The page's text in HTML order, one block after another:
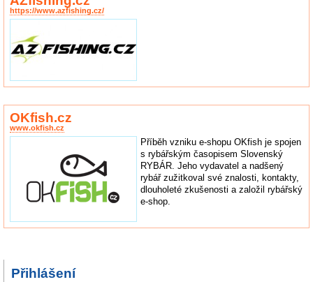
https://www.azfishing.cz/
OKfish.cz
www.okfish.cz
Příběh vzniku e-shopu OKfish je spojen
s rybářským časopisem Slovenský
RYBÁR. Jeho vydavatel a nadšený
rybář zužitkoval své znalosti, kontakty,
dlouholeté zkušenosti a založil rybářský
e-shop.
Přihlášení